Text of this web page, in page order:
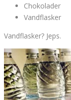
Chokolader
Vandflasker
Vandflasker? Jeps.